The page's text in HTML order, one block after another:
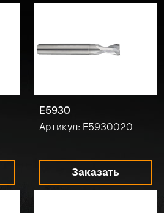
E5930
Артикул: E5930020
Заказать